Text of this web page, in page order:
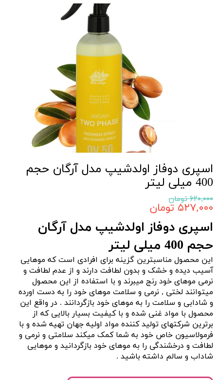
اسپری دوفاز اولدشیپ مدل آرگان حجم
400 میلی لیتر
۶۲۰,۰۰۰ تومان
۵۲۷,۰۰۰ تومان
اسپری دوفاز اولدشیپ مدل آرگان
حجم 400 میلی لیتر
این محصول مناسبترین گزینه برای افرادی است که موهایی
آسیب دیده و خشک و بدون لطافت دارند و از عدم لطافت و
نرمی موهای خود رنج میبرند و با استفاده از این محصول
میتوانند لختی , نرمی و سلامت موهای خود را به دست اورده
و شادابی و سلامت را به موهای خود بازگردانند . در واقع این
محصول با مواد غنی شده و با کیفیت بسیار بالایی که از
برترین شرکتهای تولید کننده مواد اولیه جهان تهیه شده و با
فرمولاسیون خاص خود به شما کمک میکند سلامتی و نرمی و
لطافت و درخشندگی را به موهای خود بازگردانید و موهایی
شاداب و سالم داشته باشید .